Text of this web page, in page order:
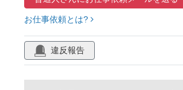
ナチュラル グリーン
うえき 植木
リンゴ 林檎
実 公園 森林 樹 き 樹木
お仕事依頼とは?
違反報告